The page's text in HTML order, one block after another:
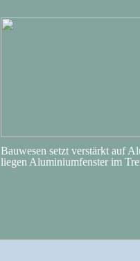
Bauwesen setzt verstärkt auf
liegen Aluminiumfenster im